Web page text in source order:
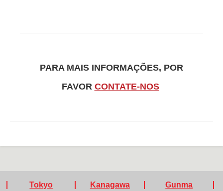
PARA MAIS INFORMAÇÕES, POR
FAVOR CONTATE-NOS
Tokyo Kanagawa Gunma